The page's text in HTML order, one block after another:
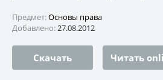
Предмет:Основы права
Добавлено:27.08.2012
Скачать Читать